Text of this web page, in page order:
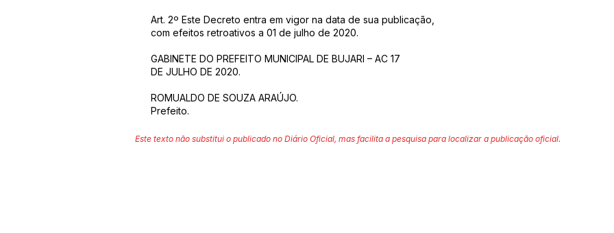
Art. 2º Este Decreto entra em vigor na data de sua publicação,
com efeitos retroativos a 01 de julho de 2020.
GABINETE DO PREFEITO MUNICIPAL DE BUJARI – AC 17
DE JULHO DE 2020.
ROMUALDO DE SOUZA ARAÚJO.
Prefeito.
Este texto não substitui o publicado no Diário Oficial, mas facilita a pesquisa para localizar a publicação oficial.